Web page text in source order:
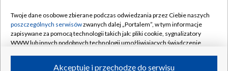
Rada Programowa
System NOS
Informacje o nadawcy
Kontakt
Kanały
Twoje dane osobowe zbierane podczas odwiedzania przez Ciebie naszych
poszczególnych serwisówzwanych dalej „Portalem”, w tym informacje
zapisywane za pomocą technologii takich jak: pliki cookie, sygnalizatory
WWW lub innych podobnych technologii umożliwiających świadczenie
Akceptuję i przechodzę do serwisu